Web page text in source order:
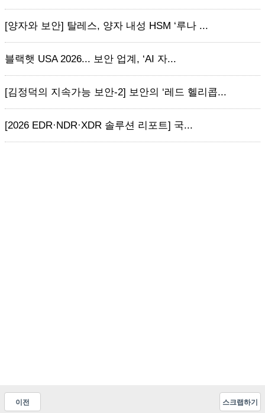
[양자와 보안] 탈레스, 양자 내성 HSM ‘루나 ...
블랙햇 USA 2026... 보안 업계, ‘AI 자...
[김정덕의 지속가능 보안-2] 보안의 ‘레드 헬리콥...
[2026 EDR·NDR·XDR 솔루션 리포트] 국...
이전 스크랩하기